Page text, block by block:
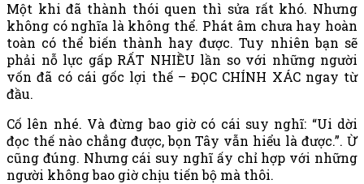
Một khi đã thành thói quen thì sửa rất khó. Nhưng
không có nghĩa là không thể. Phát âm chưa hay hoàn
toàn có thể biến thành hay được. Tuy nhiên bạn sẽ
phải nỗ lực gấp RẤT NHIỀU lần so với những người
vốn đã có cái gốc lợi thế – ĐỌC CHÍNH XÁC ngay từ
đầu.
Cố lên nhé. Và đừng bao giờ có cái suy nghĩ: “Ui dời
đọc thế nào chẳng được, bọn Tây vẫn hiểu là được.”. Ừ
cũng đúng. Nhưng cái suy nghĩ ấy chỉ hợp với những
người không bao giờ chịu tiến bộ mà thôi.